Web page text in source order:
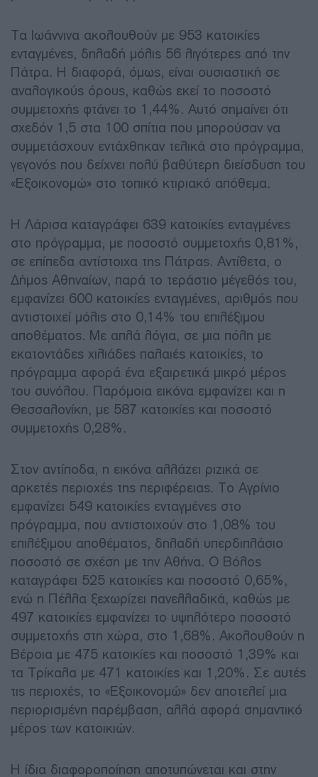
Τα Ιωάννινα ακολουθούν με 953 κατοικίες
ενταγμένες, δηλαδή μόλις 56 λιγότερες από την
Πάτρα. Η διαφορά, όμως, είναι ουσιαστική σε
αναλογικούς όρους, καθώς εκεί το ποσοστό
συμμετοχής φτάνει το 1,44%. Αυτό σημαίνει ότι
σχεδόν 1,5 στα 100 σπίτια που μπορούσαν να
συμμετάσχουν εντάχθηκαν τελικά στο πρόγραμμα,
γεγονός που δείχνει πολύ βαθύτερη διείσδυση του
«Εξοικονομώ» στο τοπικό κτιριακό απόθεμα.
Η Λάρισα καταγράφει 639 κατοικίες ενταγμένες
στο πρόγραμμα, με ποσοστό συμμετοχής 0,81%,
σε επίπεδα αντίστοιχα της Πάτρας. Αντίθετα, ο
Δήμος Αθηναίων, παρά το τεράστιο μέγεθός του,
εμφανίζει 600 κατοικίες ενταγμένες, αριθμός που
αντιστοιχεί μόλις στο 0,14% του επιλέξιμου
αποθέματος. Με απλά λόγια, σε μια πόλη με
εκατοντάδες χιλιάδες παλαιές κατοικίες, το
πρόγραμμα αφορά ένα εξαιρετικά μικρό μέρος
του συνόλου. Παρόμοια εικόνα εμφανίζει και η
Θεσσαλονίκη, με 587 κατοικίες και ποσοστό
συμμετοχής 0,28%.
Στον αντίποδα, η εικόνα αλλάζει ριζικά σε
αρκετές περιοχές της περιφέρειας. Το Αγρίνιο
εμφανίζει 549 κατοικίες ενταγμένες στο
πρόγραμμα, που αντιστοιχούν στο 1,08% του
επιλέξιμου αποθέματος, δηλαδή υπερδιπλάσιο
ποσοστό σε σχέση με την Αθήνα. Ο Βόλος
καταγράφει 525 κατοικίες και ποσοστό 0,65%,
ενώ η Πέλλα ξεχωρίζει πανελλαδικά, καθώς με
497 κατοικίες εμφανίζει το υψηλότερο ποσοστό
συμμετοχής στη χώρα, στο 1,68%. Ακολουθούν η
Βέροια με 475 κατοικίες και ποσοστό 1,39% και
τα Τρίκαλα με 471 κατοικίες και 1,20%. Σε αυτές
τις περιοχές, το «Εξοικονομώ» δεν αποτελεί μια
περιορισμένη παρέμβαση, αλλά αφορά σημαντικό
μέρος των κατοικιών.
Η ίδια διαφοροποίηση αποτυπώνεται και στην